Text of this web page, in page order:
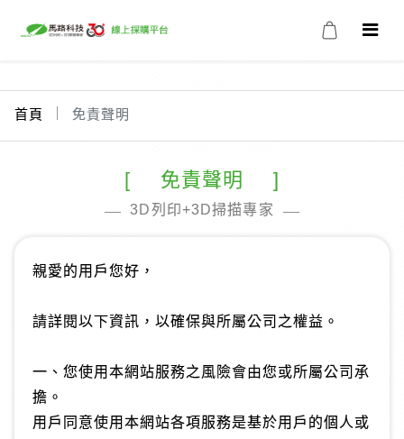
首頁 免責聲明
免責聲明
3D列印+3D掃描專家
親愛的用戶您好，
請詳閱以下資訊，以確保與所屬公司之權益。
一、您使用本網站服務之風險會由您或所屬公司承
擔。
用戶同意使用本網站各項服務是基於用戶的個人或